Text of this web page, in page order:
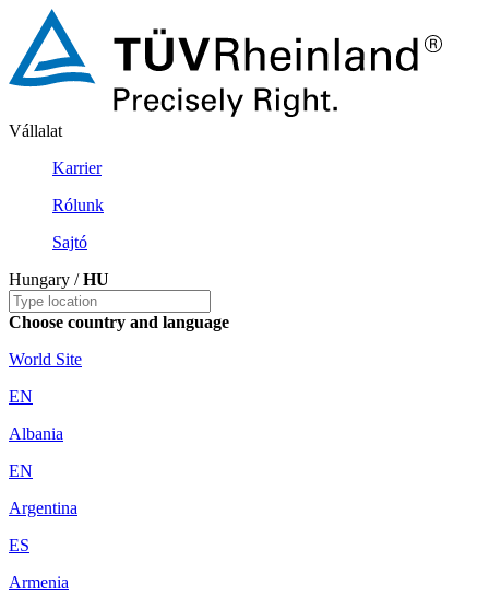
Vállalat
Karrier
Rólunk
Sajtó
Hungary /HU
Choose country and language
World Site
EN
Albania
EN
Argentina
ES
Armenia